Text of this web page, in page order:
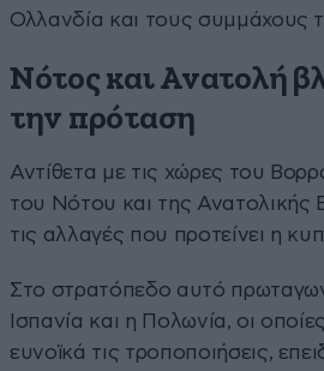
Ολλανδία και τους συμμάχους
Νότος και Ανατολή
την πρόταση
Αντίθετα με τις χώρες του
του Νότου και της Ανατολικής
τις αλλαγές που προτείνει η
Στο στρατόπεδο αυτό
Ισπανία και η Πολωνία, οι
ευνοϊκά τις τροποποιήσεις,